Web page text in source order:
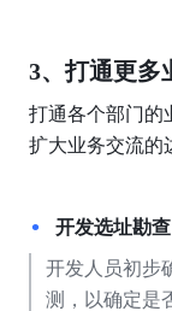
3、打通更多
打通各个部门的
扩大业务交流的
开发选址勘查
开发人员初步
测，以确定是